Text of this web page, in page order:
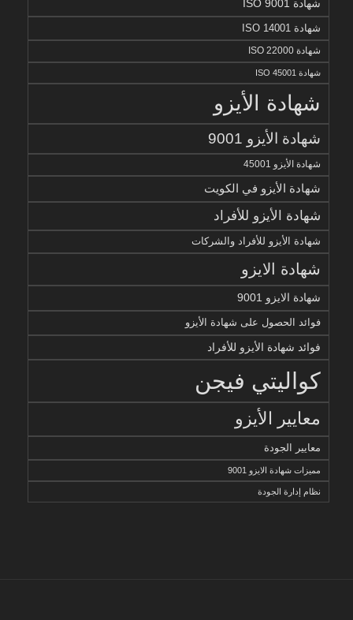
شهادة ISO 9001
شهادة ISO 14001
شهادة ISO 22000
شهادة ISO 45001
شهادة الأيزو
شهادة الأيزو 9001
شهادة الأيزو 45001
شهادة الأيزو في الكويت
شهادة الأيزو للأفراد
شهادة الأيزو للأفراد والشركات
شهادة الايزو
شهادة الايزو 9001
فوائد الحصول على شهادة الأيزو
فوائد شهادة الأيزو للأفراد
كواليتي فيجن
معايير الأيزو
معايير الجودة
مميزات شهادة الايزو 9001
نظام إدارة الجودة